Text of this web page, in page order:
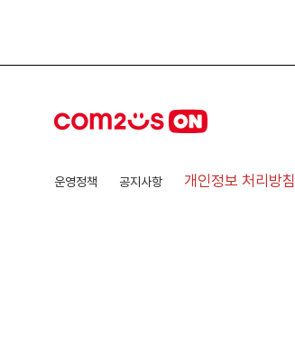
운영정책 공지사항 개인정보 처리방침